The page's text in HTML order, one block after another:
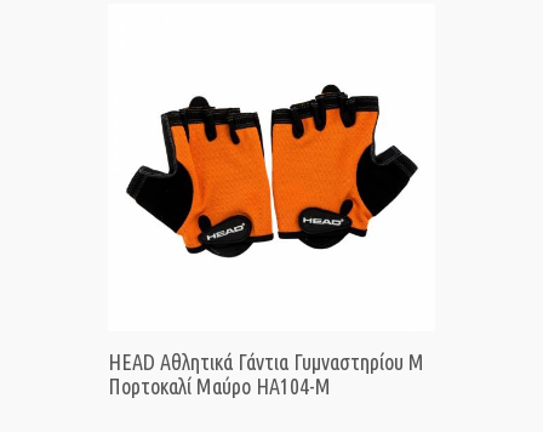
HEAD Αθλητικά Γάντια Γυμναστηρίου M
Πορτοκαλί Μαύρο HA104-M